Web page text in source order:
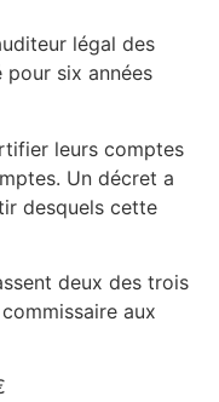
légal des
six années
leurs comptes
Un décret a
desquels cette
deux des trois
aux